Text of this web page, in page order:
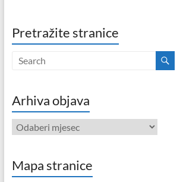
Pretražite stranice
Arhiva objava
Arhiva
objava
Mapa stranice